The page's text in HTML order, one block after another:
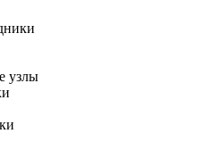
узлы